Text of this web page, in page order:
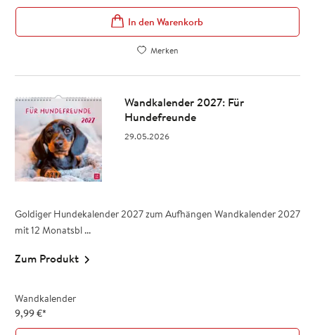
In den Warenkorb
Merken
Wandkalender 2027: Für
Hundefreunde
29.05.2026
Goldiger Hundekalender 2027 zum Aufhängen Wandkalender 2027
mit 12 Monatsbl ...
Zum Produkt
Wandkalender
9,99€*